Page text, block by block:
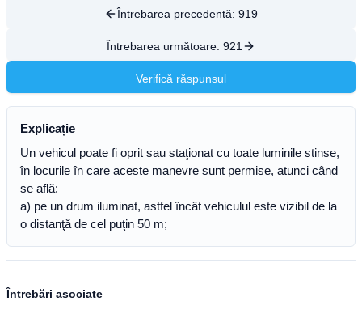
Întrebarea precedentă: 919
Întrebarea următoare: 921
Verifică răspunsul
Explicație
Un vehicul poate fi oprit sau staţionat cu toate luminile stinse,
în locurile în care aceste manevre sunt permise, atunci când
se află:
a) pe un drum iluminat, astfel încât vehiculul este vizibil de la
o distanţă de cel puţin 50 m;
Întrebări asociate